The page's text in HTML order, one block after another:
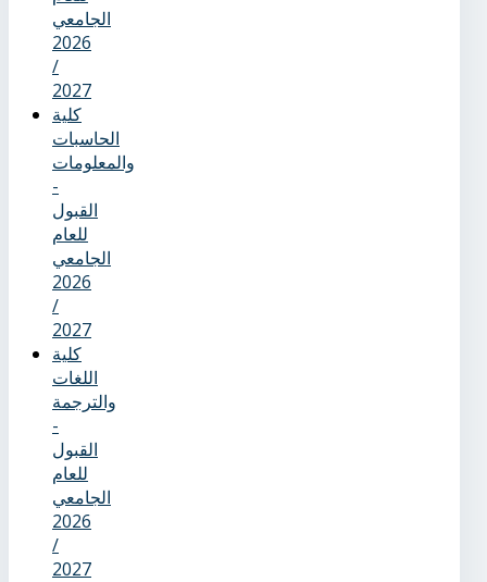
الجامعي
2026
/
2027
كلية
الحاسبات
والمعلومات
-
القبول
للعام
الجامعي
2026
/
2027
كلية
اللغات
والترجمة
-
القبول
للعام
الجامعي
2026
/
2027